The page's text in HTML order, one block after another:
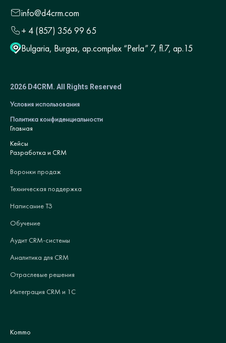
info@d4crm.com
+ 4 (857) 356 99 65
Bulgaria, Burgas, ap.complex “Perla” 7, fl.7, ap.15
2026 D4CRM. All Rights Reserved
Условия использования
Политика конфиденциальности
Главная
Кейсы
Разработка и CRM
Воронки продаж
Техническая поддержка
Написание ТЗ
Обучение
Аудит CRM-системы
Аналитика для CRM
Отраслевые решения
Интеграция CRM и 1С
Kommo